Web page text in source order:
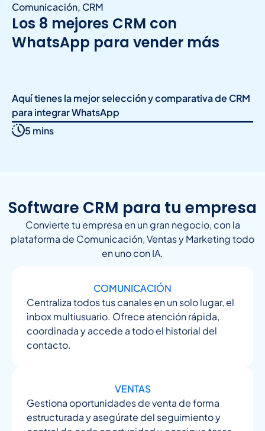
Comunicación, CRM
Los 8 mejores CRM con
WhatsApp para vender más
Aquí tienes la mejor selección y comparativa de CRM
para integrar WhatsApp
5 mins
Software CRM para tu empresa
Convierte tu empresa en un gran negocio, con la
plataforma de Comunicación, Ventas y Marketing todo
en uno con IA.
COMUNICACIÓN
Centraliza todos tus canales en un solo lugar, el
inbox multiusuario. Ofrece atención rápida,
coordinada y accede a todo el historial del
contacto.
VENTAS
Gestiona oportunidades de venta de forma
estructurada y asegúrate del seguimiento y